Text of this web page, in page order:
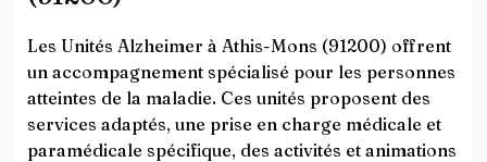
Les Unités Alzheimer à Athis-Mons (91200) offrent
un accompagnement spécialisé pour les personnes
atteintes de la maladie. Ces unités proposent des
services adaptés, une prise en charge médicale et
paramédicale spécifique, des activités et animations